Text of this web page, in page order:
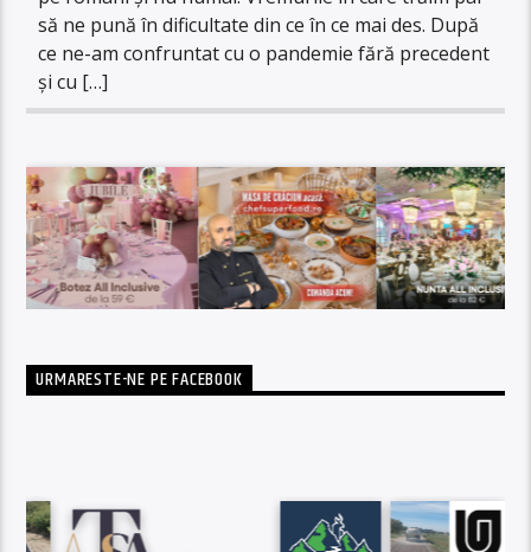
să ne pună în dificultate din ce în ce mai des. După
ce ne-am confruntat cu o pandemie fără precedent
și cu […]
URMARESTE-NE PE FACEBOOK